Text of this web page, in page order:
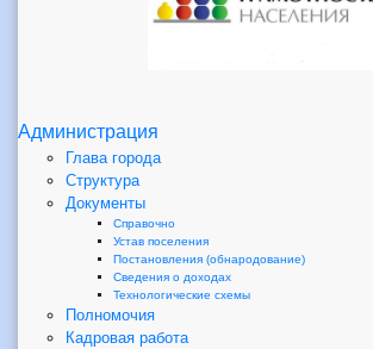
Администрация
Глава города
Структура
Документы
Справочно
Устав поселения
Постановления (обнародование)
Сведения о доходах
Технологические схемы
Полномочия
Кадровая работа